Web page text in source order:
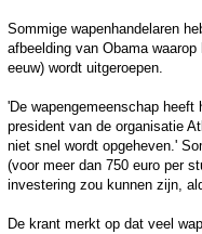
Sommige wapenhandelaren
afbeelding van Obama
eeuw) wordt uitgeroepen.
'De wapengemeenschap
president van de organisatie
niet snel wordt opgeheven.'
(voor meer dan 750 euro per
investering zou kunnen zijn,
De krant merkt op dat veel